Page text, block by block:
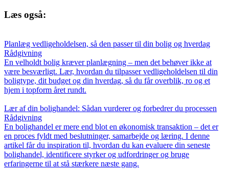
Læs også:
Planlæg vedligeholdelsen, så den passer til din bolig og hverdag
Rådgivning
En velholdt bolig kræver planlægning – men det behøver ikke at
være besværligt. Lær, hvordan du tilpasser vedligeholdelsen til din
boligtype, dit budget og din hverdag, så du får overblik, ro og et
hjem i topform året rundt.
Lær af din bolighandel: Sådan vurderer og forbedrer du processen
Rådgivning
En bolighandel er mere end blot en økonomisk transaktion – det er
en proces fyldt med beslutninger, samarbejde og læring. I denne
artikel får du inspiration til, hvordan du kan evaluere din seneste
bolighandel, identificere styrker og udfordringer og bruge
erfaringerne til at stå stærkere næste gang.